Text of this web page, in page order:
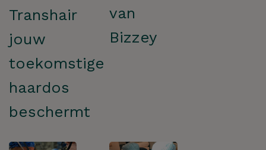
Transhair
jouw
toekomstige
haardos
beschermt
van
Bizzey